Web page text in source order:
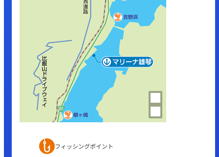
フィッシングポイント